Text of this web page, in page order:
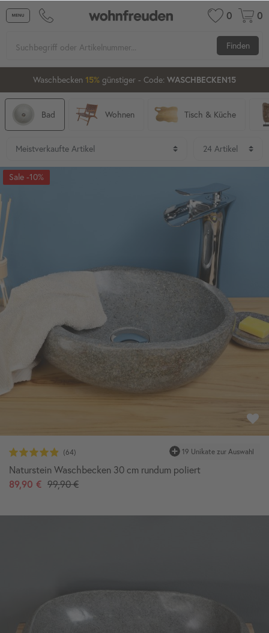
0 0
Finden
15%
Waschbecken ab 80 cm20%günstiger- Code:XXL-20
Bad Wohnen Tisch & Küche
-10%
19 Unikate zur Auswahl
Naturstein Waschbecken 30 cm rundum poliert
89,90 € 99,90 €